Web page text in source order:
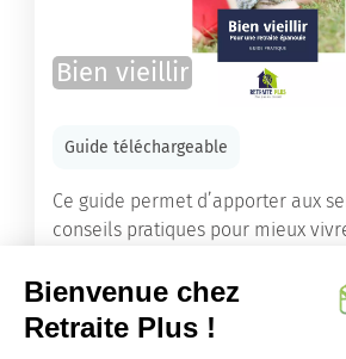
Bien vieillir
Guide téléchargeable
Ce guide permet d’apporter aux
conseils pratiques pour mieux
améliorer sa santé grâce à
Lire l'article